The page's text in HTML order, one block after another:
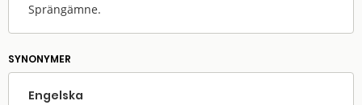
Sprängämne.
SYNONYMER
Engelska